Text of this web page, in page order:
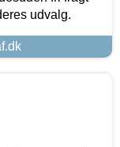
udvalg.